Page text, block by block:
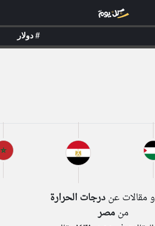
مقالات عندرجات الحرارة
منمصر
# دولار